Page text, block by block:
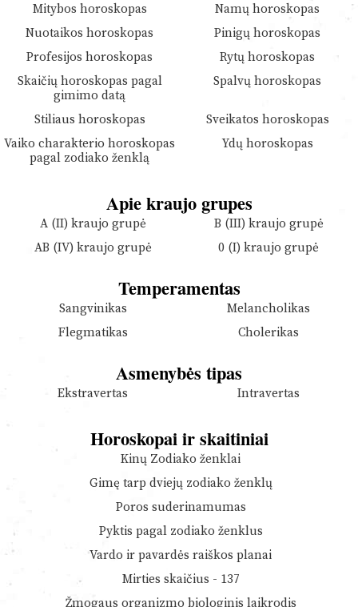
Mitybos horoskopas
Namų horoskopas
Nuotaikos horoskopas
Pinigų horoskopas
Profesijos horoskopas
Rytų horoskopas
Skaičių horoskopas pagal
gimimo datą
Spalvų horoskopas
Stiliaus horoskopas
Sveikatos horoskopas
Vaiko charakterio horoskopas
pagal zodiako ženklą
Ydų horoskopas
Apie kraujo grupes
A (II) kraujo grupė
B (III) kraujo grupė
AB (IV) kraujo grupė
0 (I) kraujo grupė
Temperamentas
Sangvinikas
Melancholikas
Flegmatikas
Cholerikas
Asmenybės tipas
Ekstravertas Intravertas
Horoskopai ir skaitiniai
Kinų Zodiako ženklai
Gimę tarp dviejų zodiako ženklų
Poros suderinamumas
Pyktis pagal zodiako ženklus
Vardo ir pavardės raiškos planai
Mirties skaičius - 137
Žmogaus organizmo biologinis laikrodis